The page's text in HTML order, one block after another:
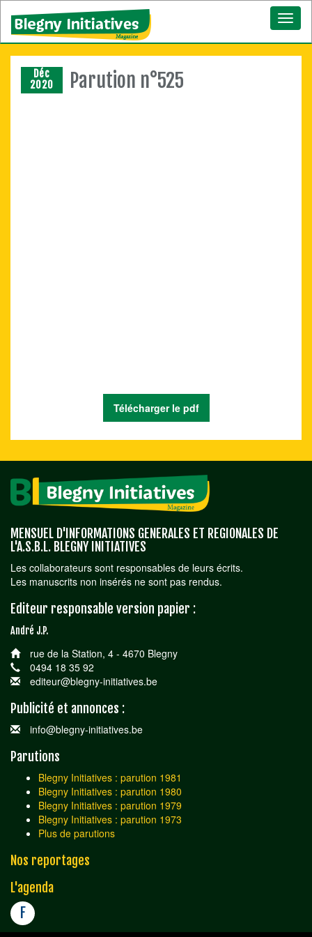
Déc
2020
Parution n°525
Télécharger le pdf
MENSUEL D'INFORMATIONS GENERALES ET REGIONALES DE
L'A.S.B.L. BLEGNY INITIATIVES
Les collaborateurs sont responsables de leurs écrits.
Les manuscrits non insérés ne sont pas rendus.
Editeur responsable version papier :
André J.P.
rue de la Station, 4 - 4670 Blegny
0494 18 35 92
editeur@blegny-initiatives.be
Publicité et annonces :
info@blegny-initiatives.be
Parutions
Blegny Initiatives : parution 1981
Blegny Initiatives : parution 1980
Blegny Initiatives : parution 1979
Blegny Initiatives : parution 1973
Plus de parutions
Nos reportages
L'agenda
F